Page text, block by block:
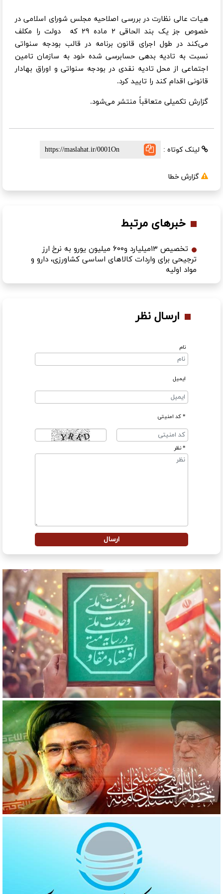
هیات عالی نظارت در بررسی اصلاحیه مجلس شورای اسلامی در
خصوص جز یک بند الحاقی ۲ ماده ۲۹ که دولت را مکلف
می‌کند در طول اجرای قانون برنامه در قالب بودجه سنواتی
نسبت به تادیه بدهی حسابرسی شده خود به سازمان تامین
اجتماعی از محل تادیه نقدی در بودجه سنواتی و اوراق بهادار
قانونی اقدام کند را تایید کرد.
گزارش تکمیلی متعاقباً منتشر می‌شود.
لینک کوتاه :
گزارش خطا
خبرهای مرتبط
تخصیص ۱۳میلیارد و۶۰۰ میلیون یورو به نرخ ارز
ترجیحی برای واردات کالاهای اساسی کشاورزی، دارو و
مواد اولیه
ارسال نظر
نام
ایمیل
* کد امنیتی
* نظر